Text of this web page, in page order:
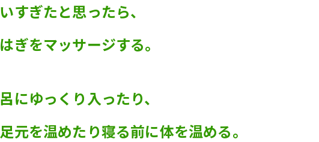
すぎたと思ったら、
ぎをマッサージする。
にゆっくり入ったり、
元を温めたり寝る前に体を温める。